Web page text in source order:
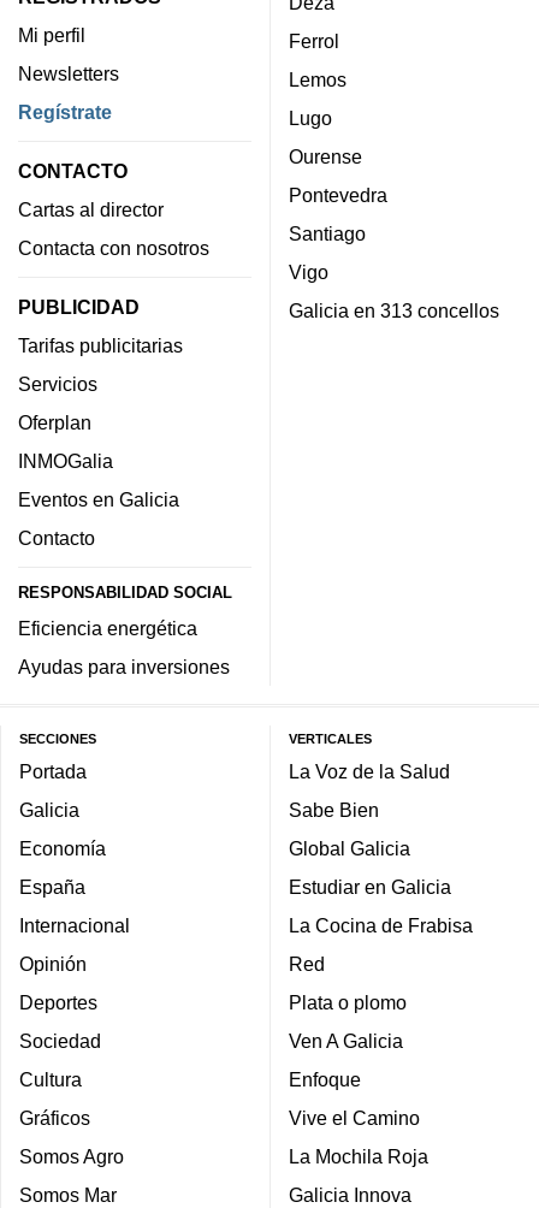
Mi perfil
Newsletters
Regístrate
CONTACTO
Cartas al director
Contacta con nosotros
PUBLICIDAD
Tarifas publicitarias
Servicios
Oferplan
INMOGalia
Eventos en Galicia
Contacto
RESPONSABILIDAD SOCIAL
Eficiencia energética
Ayudas para inversiones
Ferrol
Lemos
Lugo
Ourense
Pontevedra
Santiago
Vigo
Galicia en 313 concellos
SECCIONES
Portada
Galicia
Economía
España
Internacional
Opinión
Deportes
Sociedad
Cultura
Gráficos
Somos Agro
Somos Mar
VERTICALES
La Voz de la Salud
Sabe Bien
Global Galicia
Estudiar en Galicia
La Cocina de Frabisa
Red
Plata o plomo
Ven A Galicia
Enfoque
Vive el Camino
La Mochila Roja
Galicia Innova